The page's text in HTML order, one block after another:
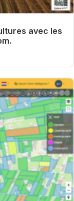
avec les